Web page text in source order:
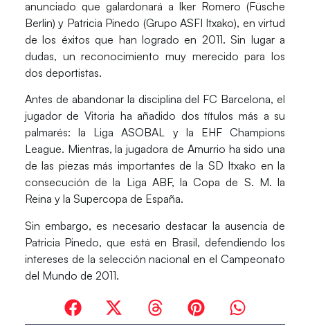
anunciado que galardonará a Iker Romero (Füsche
Berlin) y Patricia Pinedo (Grupo ASFI Itxako), en virtud
de los éxitos que han logrado en 2011. Sin lugar a
dudas, un reconocimiento muy merecido para los
dos deportistas.
Antes de abandonar la disciplina del FC Barcelona, el
jugador de Vitoria ha añadido dos títulos más a su
palmarés: la Liga ASOBAL y la EHF Champions
League. Mientras, la jugadora de Amurrio ha sido una
de las piezas más importantes de la SD Itxako en la
consecución de la Liga ABF, la Copa de S. M. la
Reina y la Supercopa de España.
Sin embargo, es necesario destacar la ausencia de
Patricia Pinedo, que está en Brasil, defendiendo los
intereses de la selección nacional en el Campeonato
del Mundo de 2011.